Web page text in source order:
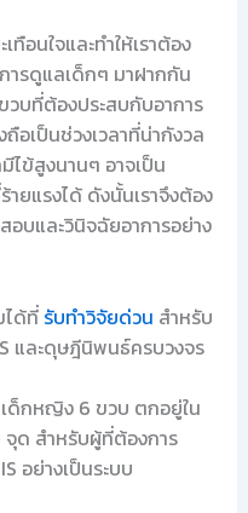
อนใจและทำให้เราต้อง
รดูแลเด็กๆ มาฝากกัน
บที่ต้องประสบกับอาการ
อเป็นช่วงเวลาที่น่ากังวล
ไข้สูงนานๆ อาจเป็น
แรงได้ ดังนั้นเราจึงต้อง
บและวินิจฉัยอาการอย่าง
ได้ที่ รับทำวิจัยด่วน สำหรับ
และดุษฎีนิพนธ์ครบวงจร
ด็กหญิง 6 ขวบ ตกอยู่ใน
ด สำหรับผู้ที่ต้องการ
อย่างเป็นระบบ